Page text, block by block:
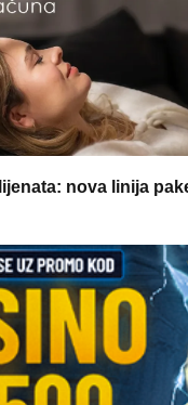
nova linija